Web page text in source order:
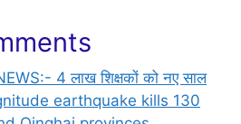
4 लाख शिक्षकों को नए साल
earthquake kills 130